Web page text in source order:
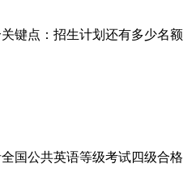
键点：招生计划还有多少名额
国公共英语等级考试四级合格